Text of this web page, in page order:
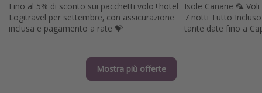
Fino al 5% di sconto sui pacchetti volo+hotel
Logitravel per settembre, con assicurazione
inclusa e pagamento a rate 💝
Isole Canarie 🦜
7 notti Tutto
tante date fino a
Mostra più offerte